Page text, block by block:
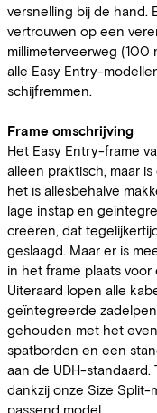
versnelling bij de hand.
vertrouwen op een
millimeterveerweg (100
alle Easy Entry-
schijfremmen.
Frame omschrijving
Het Easy Entry-frame
alleen praktisch, maar
het is allesbehalve
lage instap en
creëren, dat
geslaagd. Maar er is
in het frame plaats
Uiteraard lopen alle
geïntegreerde
gehouden met het
spatborden en een
aan de UDH-
dankzij onze Size Split-
passend model.